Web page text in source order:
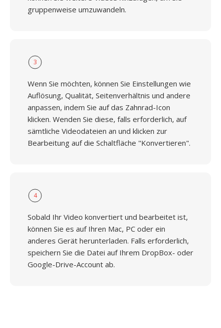
gruppenweise umzuwandeln.
3
Wenn Sie möchten, können Sie Einstellungen wie
Auflösung, Qualität, Seitenverhältnis und andere
anpassen, indem Sie auf das Zahnrad-Icon
klicken. Wenden Sie diese, falls erforderlich, auf
sämtliche Videodateien an und klicken zur
Bearbeitung auf die Schaltfläche "Konvertieren".
4
Sobald Ihr Video konvertiert und bearbeitet ist,
können Sie es auf Ihren Mac, PC oder ein
anderes Gerät herunterladen. Falls erforderlich,
speichern Sie die Datei auf Ihrem DropBox- oder
Google-Drive-Account ab.